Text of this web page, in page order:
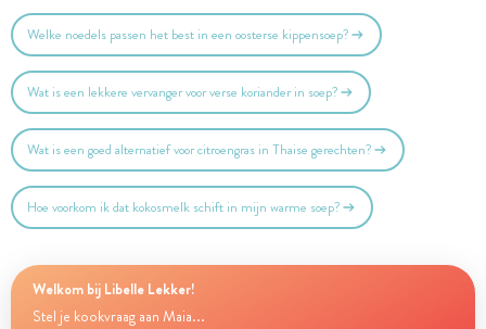
Welke noedels passen het best in een oosterse kippensoep?
Wat is een lekkere vervanger voor verse koriander in soep?
Wat is een goed alternatief voor citroengras in Thaise gerechten?
Hoe voorkom ik dat kokosmelk schift in mijn warme soep?
Welkom bij Libelle Lekker!
Stel je kookvraag aan Maia...